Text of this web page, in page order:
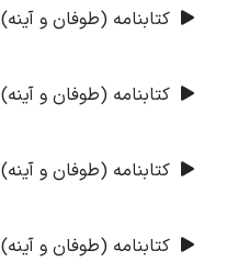
کتابنامه (طوفان و آینه) 21
کتابنامه (طوفان و آینه) 22
کتابنامه (طوفان و آینه) 23
کتابنامه (طوفان و آینه) 24